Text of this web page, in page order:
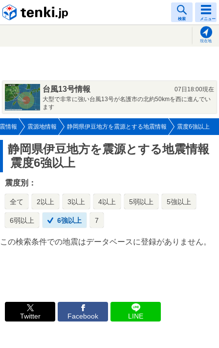
検索 メニュー
現在地
台風13号情報
07日18:00現在
大型で非常に強い台風13号が名護市の北約50kmを西に進んでい
ます
情報 震源地情報 静岡県伊豆地方を震源とする地震情報 震度6強以上
静岡県伊豆地方を震源とする地震情報
震度6強以上
震度別：
全て 2以上 3以上 4以上 5弱以上 5強以上
6弱以上 6強以上 7
この検索条件での地震はデータベースに登録がありません。
Twitter Facebook LINE